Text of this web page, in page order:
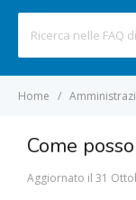
For
Home
Come
Aggiornato il 31